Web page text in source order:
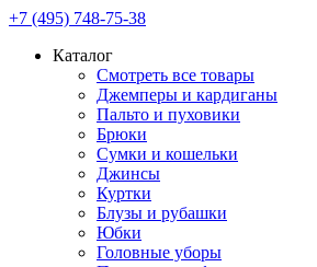
+7 (495) 748-75-38
Каталог
Смотреть все товары
Джемперы и кардиганы
Пальто и пуховики
Брюки
Сумки и кошельки
Джинсы
Куртки
Блузы и рубашки
Юбки
Головные уборы